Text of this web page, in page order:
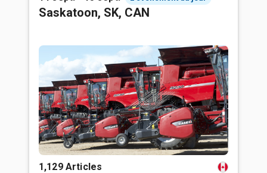
Saskatoon, SK, CAN
1,129 Articles